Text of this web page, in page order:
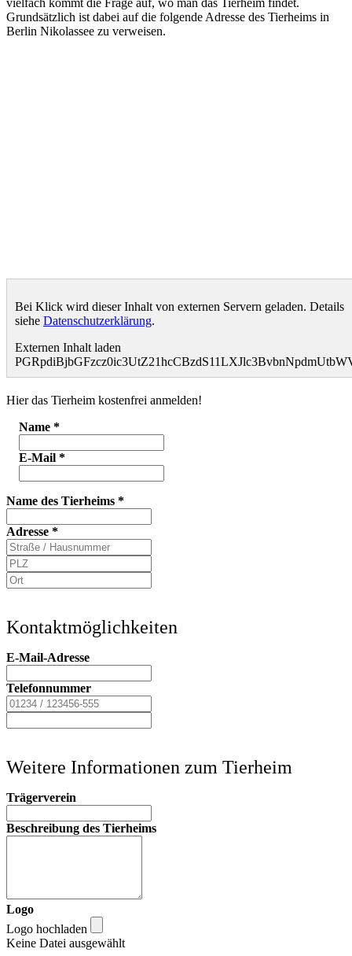
Grundsätzlich ist dabei auf die folgende Adresse des Tierheims in
Berlin Nikolassee zu verweisen.
Bei Klick wird dieser Inhalt von externen Servern geladen. Details
siehe Datenschutzerklärung.
Externen Inhalt laden
Hier das Tierheim kostenfrei anmelden!
Name *
E-Mail *
Name des Tierheims *
Adresse *
Kontaktmöglichkeiten
E-Mail-Adresse
Telefonnummer
Weitere Informationen zum Tierheim
Trägerverein
Beschreibung des Tierheims
Logo
Logo hochladen
Keine Datei ausgewählt